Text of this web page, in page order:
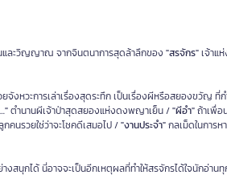
และวิญญาณ จากจินตนาการสุดล้าลึกของ "สรจักร"เจ้าแ
งหวะการเล่าเรื่องสุดระทึก เป็นเรื่องผีหรือสยองขวัญ ที่
ตำนานผีเจ้าป่าสุดสยองแห่งดงพญาเย็น /"ผีอำ"ถ้าเพื่อ
กคนรวยใช่ว่าจะโชคดีเสมอไป /"งานประจำ"กลเม็ดในการห
นุกได้ นี่อาจจะเป็นอีกเหตุผลที่ทำให้สรจักรได้ใจนักอ่านทุ